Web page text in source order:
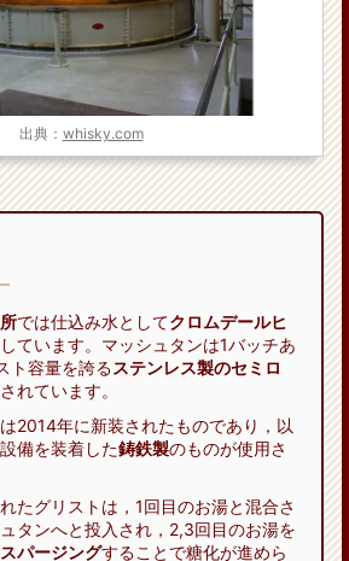
出典： whisky.com
では仕込み水としてクロムデールヒ
ています。マッシュタンは1バッチあ
ト容量を誇るステンレス製のセミロ
れています。
2014年に新装されたものであり，以
備を装着した鋳鉄製のものが使用さ
たグリストは，1回目のお湯と混合さ
タンへと投入され，2,3回目のお湯を
スパージングすることで糖化が進めら